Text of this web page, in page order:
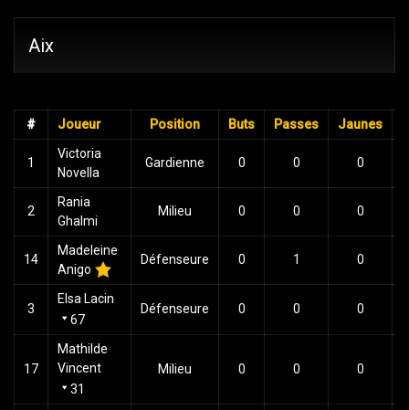
Aix
# Joueur Position Buts Passes Jaunes
1
Victoria
Novella
Gardienne 0 0 0
2
Rania
Ghalmi
Milieu 0 0 0
14
Madeleine
Anigo
Défenseure 0 1 0
3
Elsa Lacin
67
Défenseure 0 0 0
17
Mathilde
Vincent
31
Milieu 0 0 0